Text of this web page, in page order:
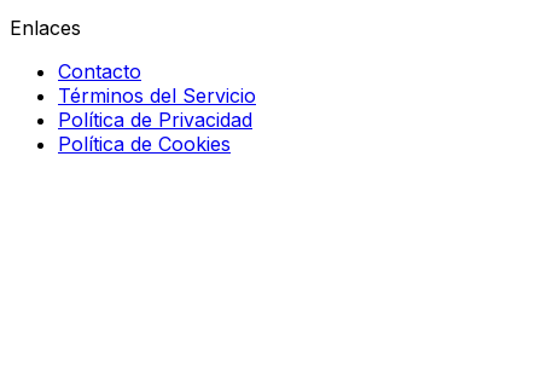
Enlaces
Contacto
Términos del Servicio
Política de Privacidad
Política de Cookies